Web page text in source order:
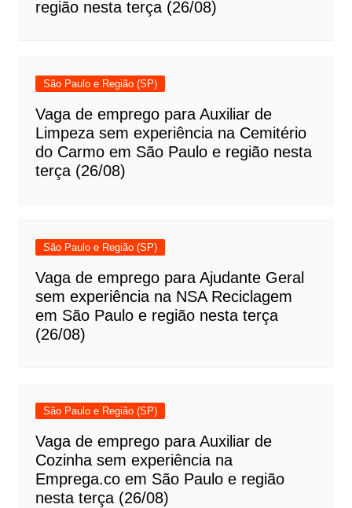
região nesta terça (26/08)
São Paulo e Região (SP)
Vaga de emprego para Auxiliar de
Limpeza sem experiência na Cemitério
do Carmo em São Paulo e região nesta
terça (26/08)
São Paulo e Região (SP)
Vaga de emprego para Ajudante Geral
sem experiência na NSA Reciclagem
em São Paulo e região nesta terça
(26/08)
São Paulo e Região (SP)
Vaga de emprego para Auxiliar de
Cozinha sem experiência na
Emprega.co em São Paulo e região
nesta terça (26/08)